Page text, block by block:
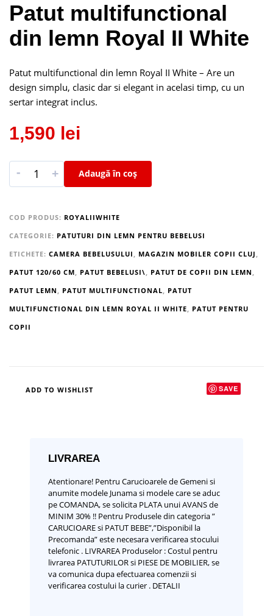
Patut multifunctional
din lemn Royal II White
Patut multifunctional din lemn Royal II White – Are un
design simplu, clasic dar si elegant in acelasi timp, cu un
sertar integrat inclus.
1,590 lei
- + Adaugă în coș
COD PRODUS: ROYALIIWHITE
CATEGORIE: PATUTURI DIN LEMN PENTRU BEBELUSI
ETICHETE: CAMERA BEBELUSULUI , MAGAZIN MOBILER COPII CLUJ ,
PATUT 120/60 CM, PATUT BEBELUSI\, PATUT DE COPII DIN LEMN ,
PATUT LEMN , PATUT MULTIFUNCTIONAL, PATUT
MULTIFUNCTIONAL DIN LEMN ROYAL II WHITE, PATUT PENTRU
COPII
ADD TO WISHLIST SAVE
LIVRAREA
Atentionare! Pentru Carucioarele de Gemeni si
anumite modele Junama si modele care se aduc
pe COMANDA, se solicita PLATA unui AVANS de
MINIM 30% !! Pentru Produsele din categoria ”
CARUCIOARE si PATUT BEBE”,”Disponibil la
Precomanda” este necesara verificarea stocului
telefonic . LIVRAREA Produselor :Costul pentru
livrarea PATUTURILOR si PIESE DE MOBILIER, se
va comunica dupa efectuarea comenzii si
verificarea costului la curier . DETALII